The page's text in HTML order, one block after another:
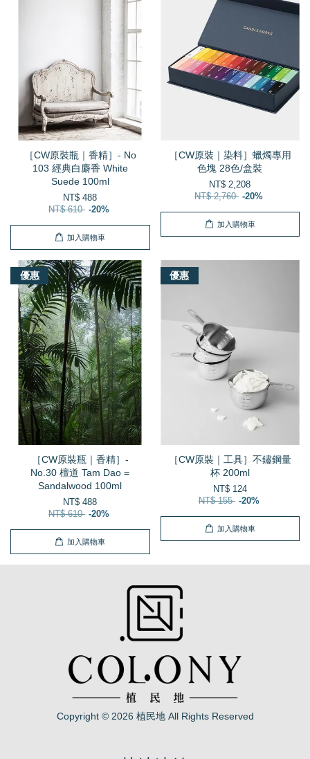
［CW原裝瓶｜香精］- No
103 經典白麝香 White
Suede 100ml
NT$ 488
NT$ 610 -20%
加入購物車
［CW原裝｜染料］蠟燭專用
色塊 28色/盒裝
NT$ 2,208
NT$ 2,760 -20%
加入購物車
優惠
［CW原裝瓶｜香精］-
No.30 檀道 Tam Dao =
Sandalwood 100ml
NT$ 488
NT$ 610 -20%
加入購物車
優惠
［CW原裝｜工具］不鏽鋼量
杯 200ml
NT$ 124
NT$ 155 -20%
加入購物車
Copyright © 2026 植民地 All Rights Reserved